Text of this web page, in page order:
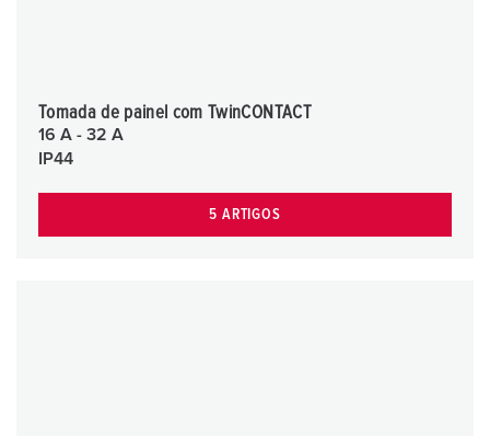
Tomada de painel com TwinCONTACT
16 A - 32 A
IP44
5 ARTIGOS